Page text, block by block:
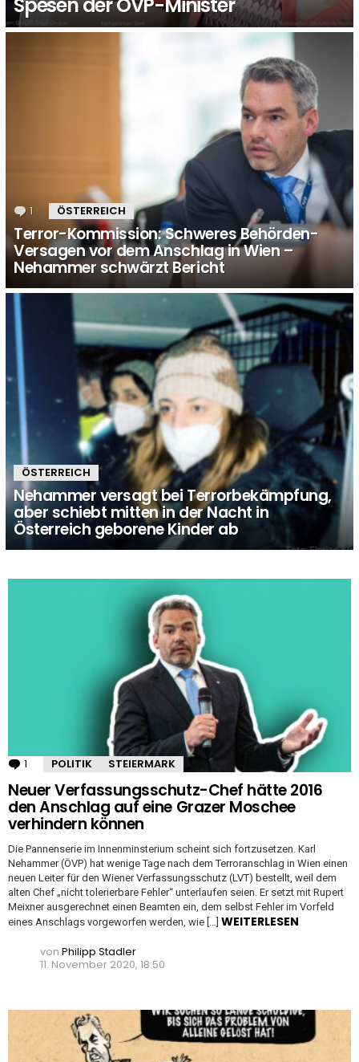
1 Kommentar
ÖSTERREICH
Terror-Kommission: Schweres Behörden-
Versagen vor dem Anschlag in Wien –
Nehammer schwärzt Bericht
ÖSTERREICH
Nehammer versagt bei Terrorbekämpfung,
aber schiebt mitten in der Nacht in
Österreich geborene Kinder ab
1 Kommentar
POLITIK STEIERMARK
Neuer Verfassungsschutz-Chef hätte 2016
den Anschlag auf eine Grazer Moschee
verhindern können
Die Pannenserie im Innenminsterium scheint sich fortzusetzen. Karl
Nehammer (ÖVP) hat wenige Tage nach dem Terroranschlag in Wien einen
neuen Leiter für den Wiener Verfassungsschutz (LVT) bestellt, weil dem
alten Chef „nicht tolerierbare Fehler“ unterlaufen seien. Er setzt mit Rupert
Meixner ausgerechnet einen Beamten ein, dem selbst Fehler im Vorfeld
eines Anschlags vorgeworfen werden, wie […] WEITERLESEN
von Philipp Stadler
11. November 2020, 18:50